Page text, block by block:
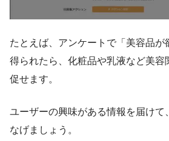
たとえば、アンケートで「美容品が
得られたら、化粧品や乳液など美容
促せます。
ユーザーの興味がある情報を届けて
なげましょう。